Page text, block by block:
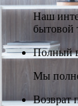
Наш
бытовой
Полный
Мы
Возврат